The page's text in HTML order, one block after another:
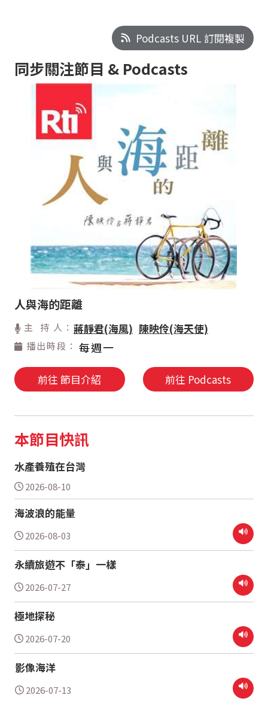
Podcasts URL 訂閱複製
同步關注節目 & Podcasts
人與海的距離
主 持 人： 蔣靜君(海風) 陳映伶(海天使)
播出時段： 每週一
前往 節目介紹 前往 Podcasts
本節目快訊
水產養殖在台灣
2026-08-10
海波浪的能量
2026-08-03
永續旅遊不「泰」一樣
2026-07-27
極地探秘
2026-07-20
影像海洋
2026-07-13